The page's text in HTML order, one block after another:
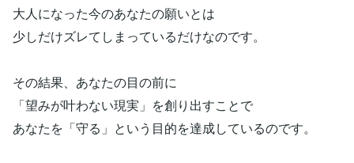
大人になった今のあなたの願いとは
少しだけズレてしまっているだけなのです。
その結果、あなたの目の前に
「望みが叶わない現実」を創り出すことで
あなたを「守る」という目的を達成しているのです。